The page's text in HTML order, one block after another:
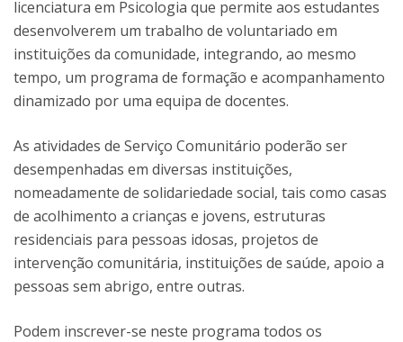
licenciatura em Psicologia que permite aos estudantes
desenvolverem um trabalho de voluntariado em
instituições da comunidade, integrando, ao mesmo
tempo, um programa de formação e acompanhamento
dinamizado por uma equipa de docentes.
As atividades de Serviço Comunitário poderão ser
desempenhadas em diversas instituições,
nomeadamente de solidariedade social, tais como casas
de acolhimento a crianças e jovens, estruturas
residenciais para pessoas idosas, projetos de
intervenção comunitária, instituições de saúde, apoio a
pessoas sem abrigo, entre outras.
Podem inscrever-se neste programa todos os